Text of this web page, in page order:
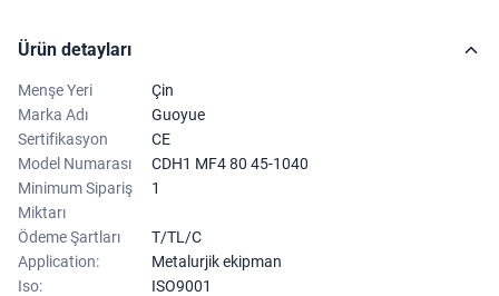
Ürün detayları
Menşe Yeri
Çin
Marka Adı
Guoyue
Sertifikasyon
CE
Model Numarası
CDH1 MF4 80 45-1040
Minimum Sipariş
Miktarı
1
Ödeme Şartları
T/TL/C
Application:
Metalurjik ekipman
Iso:
ISO9001